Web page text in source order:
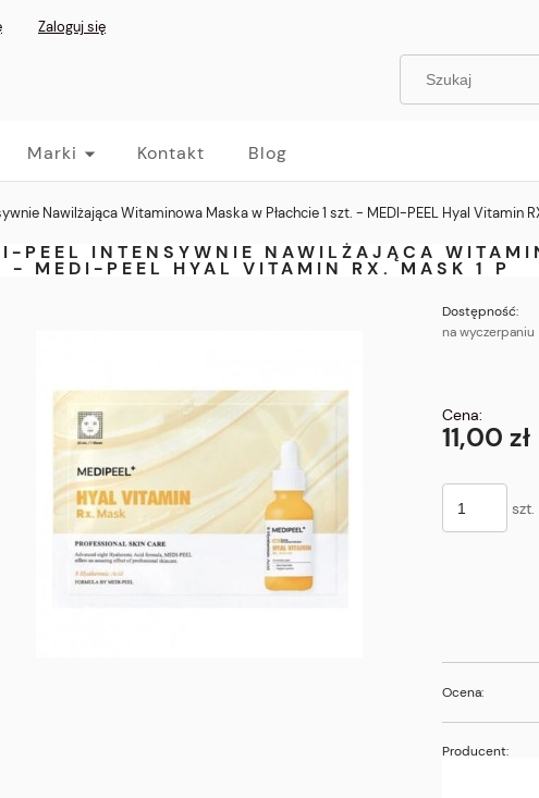
Zaloguj się
Marki Kontakt Blog
Nawilżająca Witaminowa Maska w Płachcie 1 szt. - MEDI-PEEL Hyal Vitamin
PEEL INTENSYWNIE NAWILŻAJĄCA
- MEDI-PEEL HYAL VITAMIN RX. MASK 1 P
Dostępność:
na wyczerpaniu
Cena:
11,00 zł
szt.
Ocena:
Producent: